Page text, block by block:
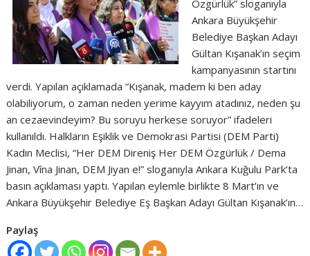
Özgürlük” sloganıyla
Ankara Büyükşehir
Belediye Başkan Adayı
Gültan Kışanak’ın seçim
kampanyasının startını
verdi. Yapılan açıklamada “Kışanak, madem ki ben aday
olabiliyorum, o zaman neden yerime kayyım atadınız, neden şu
an cezaevindeyim? Bu soruyu herkese soruyor” ifadeleri
kullanıldı. Halkların Eşiklik ve Demokrasi Partisi (DEM Parti)
Kadın Meclisi, “Her DEM Direniş Her DEM Özgürlük / Dema
Jinan, Vîna Jinan, DEM Jiyan e!” sloganıyla Ankara Kuğulu Park’ta
basın açıklaması yaptı. Yapılan eylemle birlikte 8 Mart’ın ve
Ankara Büyükşehir Belediye Eş Başkan Adayı Gültan Kışanak’ın…
Paylaş